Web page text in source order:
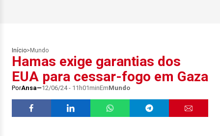
Início> Mundo
Hamas exige garantias dos
EUA para cessar-fogo em Gaza
PorAnsa 12/06/24 - 11h01minEmMundo